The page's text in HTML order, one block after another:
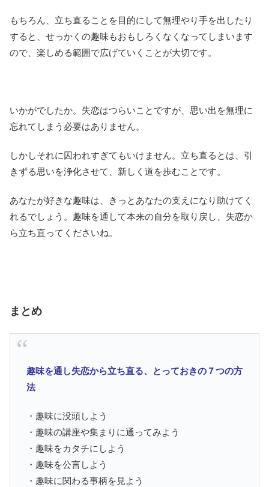
もちろん、立ち直ることを目的にして無理やり手を出したり
すると、せっかくの趣味もおもしろくなくなってしまいます
ので、楽しめる範囲で広げていくことが大切です。
いかがでしたか。失恋はつらいことですが、思い出を無理に
忘れてしまう必要はありません。
しかしそれに囚われすぎてもいけません。立ち直るとは、引
きずる思いを浄化させて、新しく道を歩むことです。
あなたが好きな趣味は、きっとあなたの支えになり助けてく
れるでしょう。趣味を通して本来の自分を取り戻し、失恋か
ら立ち直ってくださいね。
まとめ
趣味を通し失恋から立ち直る、とっておきの７つの方
法
・趣味に没頭しよう
・趣味の講座や集まりに通ってみよう
・趣味をカタチにしよう
・趣味を公言しよう
・趣味に関わる事柄を見よう